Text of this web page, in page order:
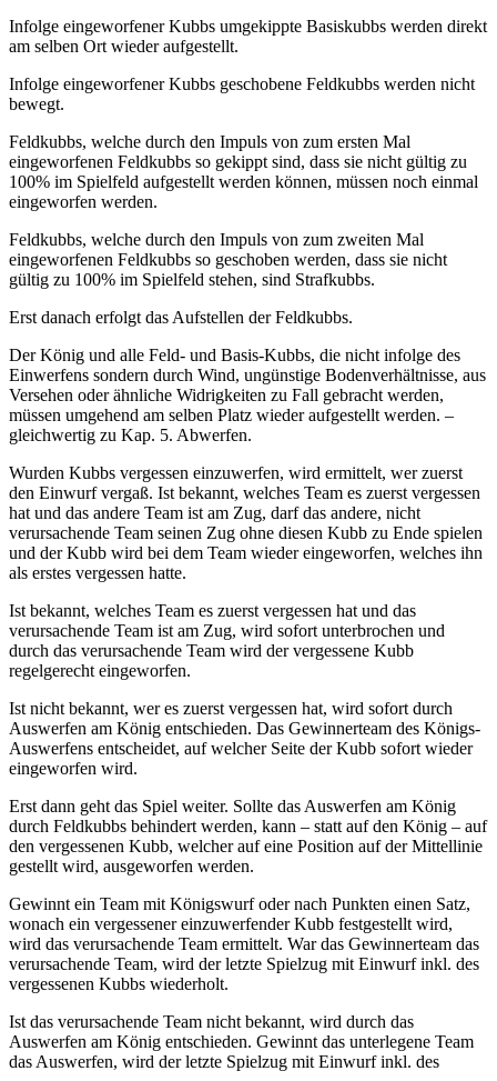
Infolge eingeworfener Kubbs umgekippte Basiskubbs werden direkt
am selben Ort wieder aufgestellt.
Infolge eingeworfener Kubbs geschobene Feldkubbs werden nicht
bewegt.
Feldkubbs, welche durch den Impuls von zum ersten Mal
eingeworfenen Feldkubbs so gekippt sind, dass sie nicht gültig zu
100% im Spielfeld aufgestellt werden können, müssen noch einmal
eingeworfen werden.
Feldkubbs, welche durch den Impuls von zum zweiten Mal
eingeworfenen Feldkubbs so geschoben werden, dass sie nicht
gültig zu 100% im Spielfeld stehen, sind Strafkubbs.
Erst danach erfolgt das Aufstellen der Feldkubbs.
Der König und alle Feld- und Basis-Kubbs, die nicht infolge des
Einwerfens sondern durch Wind, ungünstige Bodenverhältnisse, aus
Versehen oder ähnliche Widrigkeiten zu Fall gebracht werden,
müssen umgehend am selben Platz wieder aufgestellt werden. –
gleichwertig zu Kap. 5. Abwerfen.
Wurden Kubbs vergessen einzuwerfen, wird ermittelt, wer zuerst
den Einwurf vergaß. Ist bekannt, welches Team es zuerst vergessen
hat und das andere Team ist am Zug, darf das andere, nicht
verursachende Team seinen Zug ohne diesen Kubb zu Ende spielen
und der Kubb wird bei dem Team wieder eingeworfen, welches ihn
als erstes vergessen hatte.
Ist bekannt, welches Team es zuerst vergessen hat und das
verursachende Team ist am Zug, wird sofort unterbrochen und
durch das verursachende Team wird der vergessene Kubb
regelgerecht eingeworfen.
Ist nicht bekannt, wer es zuerst vergessen hat, wird sofort durch
Auswerfen am König entschieden. Das Gewinnerteam des Königs-
Auswerfens entscheidet, auf welcher Seite der Kubb sofort wieder
eingeworfen wird.
Erst dann geht das Spiel weiter. Sollte das Auswerfen am König
durch Feldkubbs behindert werden, kann – statt auf den König – auf
den vergessenen Kubb, welcher auf eine Position auf der Mittellinie
gestellt wird, ausgeworfen werden.
Gewinnt ein Team mit Königswurf oder nach Punkten einen Satz,
wonach ein vergessener einzuwerfender Kubb festgestellt wird,
wird das verursachende Team ermittelt. War das Gewinnerteam das
verursachende Team, wird der letzte Spielzug mit Einwurf inkl. des
vergessenen Kubbs wiederholt.
Ist das verursachende Team nicht bekannt, wird durch das
Auswerfen am König entschieden. Gewinnt das unterlegene Team
das Auswerfen, wird der letzte Spielzug mit Einwurf inkl. des